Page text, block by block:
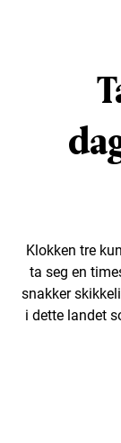
Klokken tre
ta seg en
snakker
i dette landet